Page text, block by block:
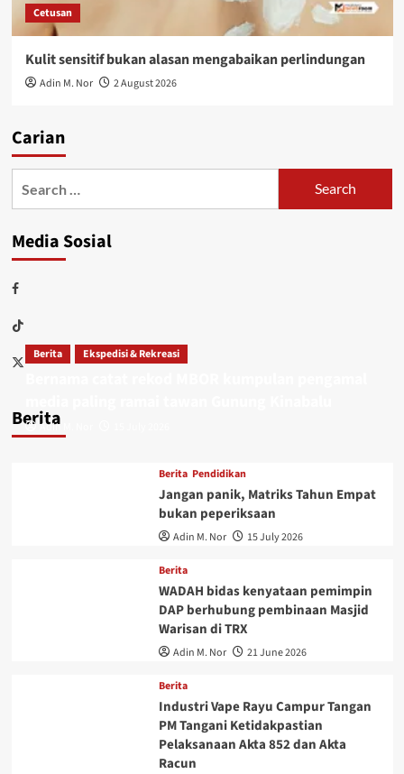
Cetusan
Kulit sensitif bukan alasan mengabaikan perlindungan
Adin M. Nor 2 August 2026
Carian
Media Sosial
Berita
Berita Ekspedisi & Rekreasi
Adin M. Nor
Berita Pendidikan
Jangan panik, Matriks Tahun Empat
bukan peperiksaan
Adin M. Nor 15 July 2026
Berita
WADAH bidas kenyataan pemimpin
DAP berhubung pembinaan Masjid
Warisan di TRX
Adin M. Nor 21 June 2026
Berita
Industri Vape Rayu Campur Tangan
PM Tangani Ketidakpastian
Pelaksanaan Akta 852 dan Akta
Racun